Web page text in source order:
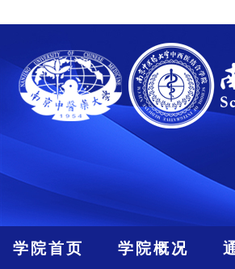
学院首页 学院概况